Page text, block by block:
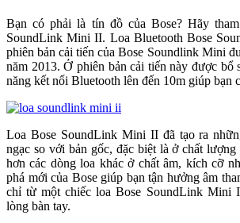
Bạn có phải là tín đồ của Bose? Hãy
SoundLink Mini II. Loa Bluetooth Bose
phiên bản cải tiến của Bose Soundlink Mini
năm 2013. Ở phiên bản cải tiến này được bổ
năng kết nối Bluetooth lên đến 10m giúp bạn
Loa Bose SoundLink Mini II đã tạo ra
ngạc so với bản gốc, đặc biệt là ở chất
hơn các dòng loa khác ở chất âm, kích cỡ
phá mới của Bose giúp bạn tận hưởng âm
chỉ từ một chiếc loa Bose SoundLink Mini
lòng bàn tay.